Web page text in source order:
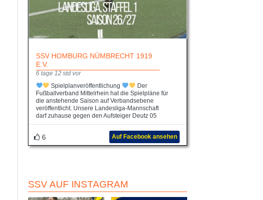
SSV HOMBURG NÜMBRECHT 1919
E.V.
6 tage 12 std vor
Spielplanveröffentlichung
Der
Fußballverband Mittelrhein hat die Spielpläne für
die anstehende Saison auf Verbandsebene
veröffentlicht. Unsere Landesliga-Mannschaft
darf zuhause gegen den Aufsteiger Deutz 05
6 Auf Facebook ansehen
SSV AUF INSTAGRAM